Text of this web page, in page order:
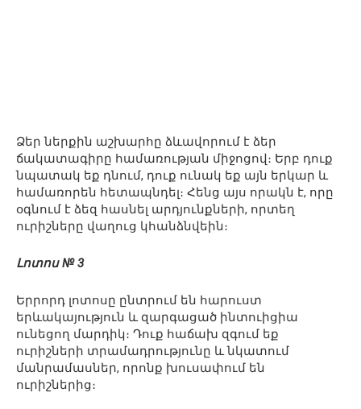
Ձեր ներքին աշխարհը ձևավորում է ձեր
ճակատագիրը համառության միջոցով։ Երբ դուք
նպատակ եք դնում, դուք ունակ եք այն երկար և
համառորեն հետապնդել։ Հենց այս որակն է, որը
օգնում է ձեզ հասնել արդյունքների, որտեղ
ուրիշները վաղուց կհանձնվեին։
Լոտոս № 3
Երրորդ լոտոսը ընտրում են հարուստ
երևակայություն և զարգացած ինտուիցիա
ունեցող մարդիկ։ Դուք հաճախ զգում եք
ուրիշների տրամադրությունը և նկատում
մանրամասներ, որոնք խուսափում են
ուրիշներից։